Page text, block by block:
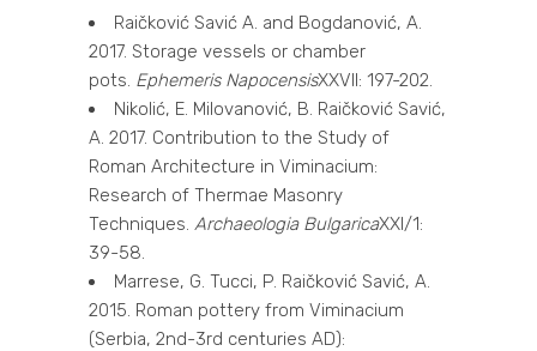
Raičković Savić А. and Bogdanović, A.
2017. Storage vessels or chamber
pots. Ephemeris NapocensisXXVII: 197-202.
Nikolić, E. Milovanović, B. Raičković Savić,
A. 2017. Contribution to the Study of
Roman Architecture in Viminacium:
Research of Thermae Masonry
Techniques. Archaeologia BulgaricaXXI/1:
39-58.
Marrese, G. Tucci, P. Raičković Savić, A.
2015. Roman pottery from Viminacium
(Serbia, 2nd-3rd centuries AD):